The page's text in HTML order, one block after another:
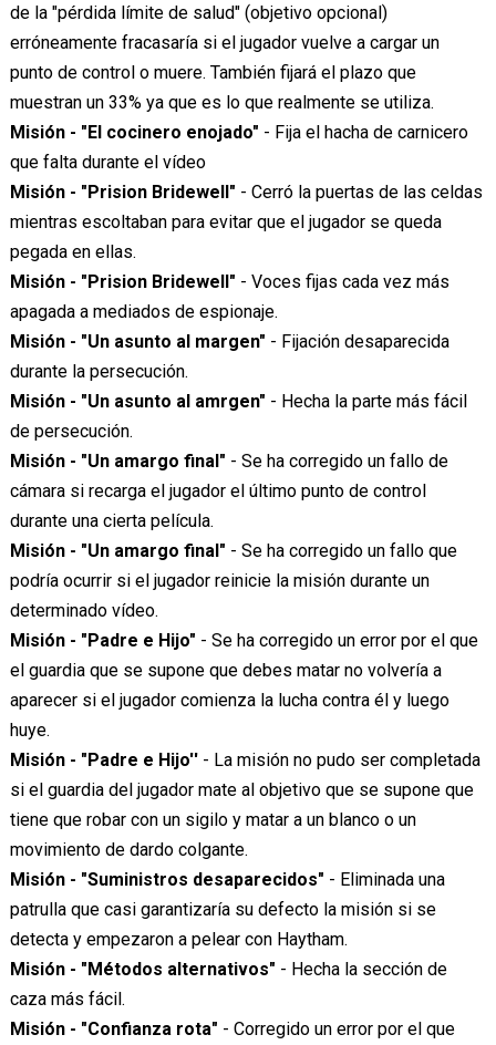
de la "pérdida límite de salud" (objetivo opcional)
erróneamente fracasaría si el jugador vuelve a cargar un
punto de control o muere. También fijará el plazo que
muestran un 33% ya que es lo que realmente se utiliza.
Misión - "El cocinero enojado" - Fija el hacha de carnicero
que falta durante el vídeo
Misión - "Prision Bridewell" - Cerró la puertas de las celdas
mientras escoltaban para evitar que el jugador se queda
pegada en ellas.
Misión - "Prision Bridewell" - Voces fijas cada vez más
apagada a mediados de espionaje.
Misión - "Un asunto al margen" - Fijación desaparecida
durante la persecución.
Misión - "Un asunto al amrgen" - Hecha la parte más fácil
de persecución.
Misión - "Un amargo final" - Se ha corregido un fallo de
cámara si recarga el jugador el último punto de control
durante una cierta película.
Misión - "Un amargo final" - Se ha corregido un fallo que
podría ocurrir si el jugador reinicie la misión durante un
determinado vídeo.
Misión - "Padre e Hijo" - Se ha corregido un error por el que
el guardia que se supone que debes matar no volvería a
aparecer si el jugador comienza la lucha contra él y luego
huye.
Misión - "Padre e Hijo'' - La misión no pudo ser completada
si el guardia del jugador mate al objetivo que se supone que
tiene que robar con un sigilo y matar a un blanco o un
movimiento de dardo colgante.
Misión - "Suministros desaparecidos" - Eliminada una
patrulla que casi garantizaría su defecto la misión si se
detecta y empezaron a pelear con Haytham.
Misión - "Métodos alternativos" - Hecha la sección de
caza más fácil.
Misión - "Confianza rota" - Corregido un error por el que